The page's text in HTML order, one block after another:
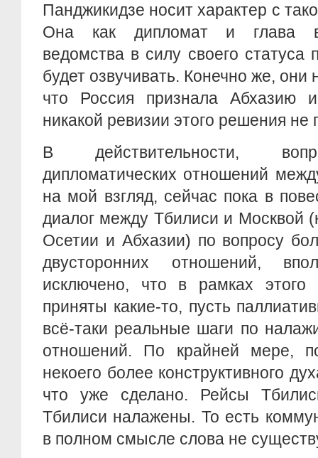
Панджикидзе носит характер с
Она как дипломат и глава
ведомства в силу своего статуса
будет озвучивать. Конечно же,
что Россия признала
никакой ревизии этого решения не
В действительности,
дипломатических отношений
на мой взгляд, сейчас пока в
диалог между Тбилиси и Москвой
Осетии и Абхазии) по вопросу
двусторонних отношений,
исключено, что в рамках этого
приняты какие-то, пусть
всё-таки реальные шаги по
отношений. По крайней мере,
некоего более конструктивного
что уже сделано. Рейсы
Тбилиси налажены. То есть
в полном смысле слова не